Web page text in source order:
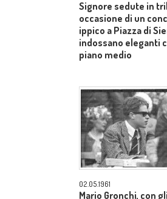
Signore sedute in
occasione di un
ippico a Piazza di
indossano eleganti
piano medio
02.05.1961
Mario Gronchi, con